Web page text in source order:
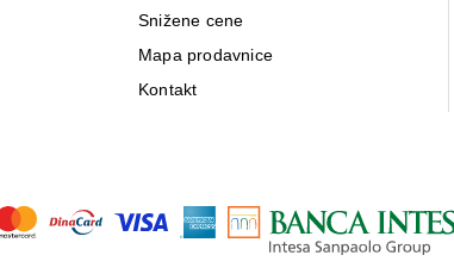
Snižene cene
Mapa prodavnice
Kontakt